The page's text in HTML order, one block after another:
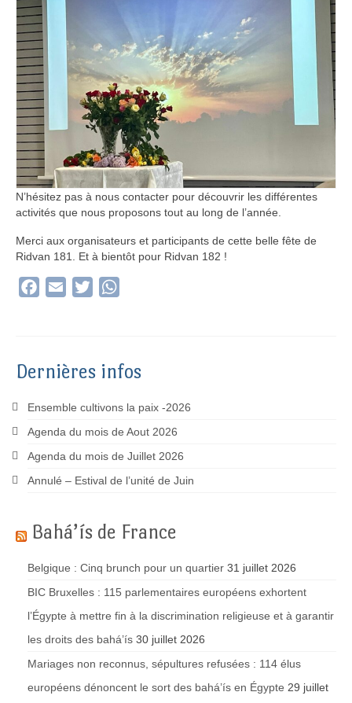
N’hésitez pas à nous contacter pour découvrir les différentes
activités que nous proposons tout au long de l’année.
Merci aux organisateurs et participants de cette belle fête de
Ridvan 181. Et à bientôt pour Ridvan 182 !
Facebook
Email Twitter
Dernières infos
Ensemble cultivons la paix -2026
Agenda du mois de Aout 2026
Agenda du mois de Juillet 2026
Annulé – Estival de l’unité de Juin
Bahá’ís de France
Belgique : Cinq brunch pour un quartier 31 juillet 2026
BIC Bruxelles : 115 parlementaires européens exhortent
l’Égypte à mettre fin à la discrimination religieuse et à garantir
les droits des bahá’ís 30 juillet 2026
Mariages non reconnus, sépultures refusées : 114 élus
européens dénoncent le sort des bahá’ís en Égypte 29 juillet